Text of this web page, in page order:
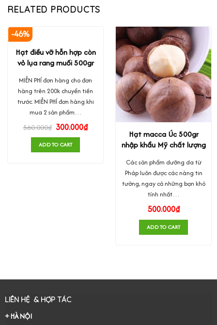
RELATED PRODUCTS
-46%
Hạt điều vỡ hỗn hợp còn
vỏ lụa rang muối 500gr
MIỄN PHÍ đơn hàng cho đơn
hàng trên 200k chuyển tiền
trước. MIỄN PHÍ đơn hàng khi
mua 2 sản phẩm…
560.000₫ 300.000₫
ADD TO CART
Hạt macca Úc 500gr
nhập khẩu Mỹ chất lượng
Các sản phẩm dưỡng da từ
Pháp luôn được các nàng tin
tưởng, ngay cả những bạn khó
tính nhất…
500.000₫
ADD TO CART
LIÊN HỆ & HỢP TÁC
+ HÀ NỘI